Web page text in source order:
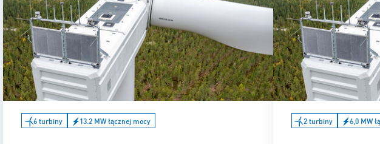
6 turbiny 13.2 MW łącznej mocy 2 turbiny 6,0 MW